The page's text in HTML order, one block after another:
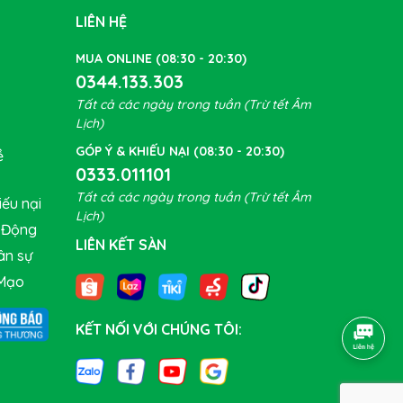
nại
sự
LIÊN HỆ
MUA ONLINE (08:30 - 20:30)
0344.133.303
Tất cả các ngày trong tuần (Trừ tết Âm
Lịch)
GÓP Ý & KHIẾU NẠI (08:30 - 20:30)
0333.011101
Tất cả các ngày trong tuần (Trừ tết Âm
Lịch)
LIÊN KẾT SÀN
KẾT NỐI VỚI CHÚNG TÔI: